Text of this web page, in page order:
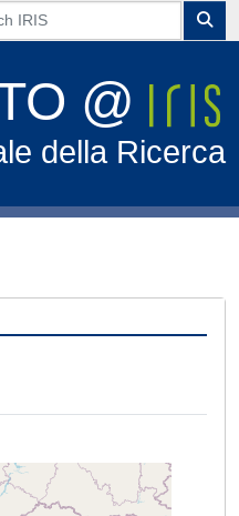
@
della Ricerca